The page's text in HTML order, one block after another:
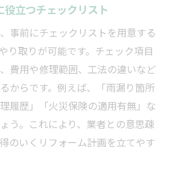
役立つチェックリスト
事前にチェックリストを用意する
り取りが可能です。チェック項目
費用や修理範囲、工法の違いなど
からです。例えば、「雨漏り箇所
履歴」「火災保険の適用有無」な
う。これにより、業者との意思疎
のいくリフォーム計画を立てやす